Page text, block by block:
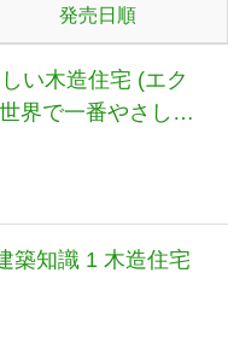
発売日順
い木造住宅 (エク
界で一番やさしい
築知識 1 木造住宅